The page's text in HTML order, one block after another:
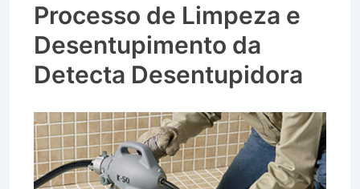
Processo de Limpeza e
Desentupimento da
Detecta Desentupidora